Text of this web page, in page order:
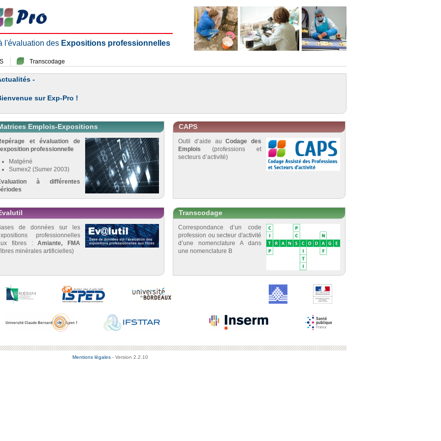
l'évaluation des Expositions professionnelles
Transcodage
-
sur Exp-Pro !
Emplois-Expositions
et évaluation de
professionnelle
Matgéné
Sumex2 (Sumer 2003)
à différentes
CAPS
Outil d’aide auCodage des
Emplois (professions et
secteurs d’activité)
de données sur les
professionnelles
fibres :Amiante, FMA
minérales artificielles)
Transcodage
Correspondance d’un code
profession ou secteur d'activité
d’une nomenclature A dans
une nomenclature B
Mentions légales - Version 2.2.10